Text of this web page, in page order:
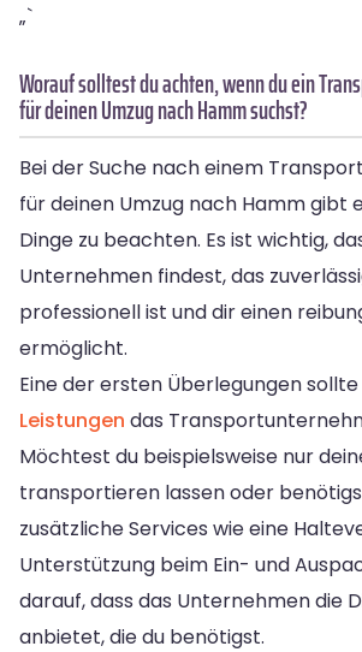
„`
Worauf solltest du achten, wenn du ein
für deinen Umzug nach Hamm suchst?
Bei der Suche nach einem
für deinen Umzug nach Hamm gibt
Dinge zu beachten. Es ist wichtig,
Unternehmen findest, das
professionell ist und dir einen
ermöglicht.
Eine der ersten Überlegungen
Leistungen das
Möchtest du beispielsweise nur
transportieren lassen oder
zusätzliche Services wie eine
Unterstützung beim Ein- und
darauf, dass das Unternehmen die
anbietet, die du benötigst.